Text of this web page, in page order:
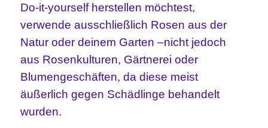
Do-it-yourself herstellen möchtest,
verwende ausschließlich Rosen aus der
Natur oder deinem Garten –nicht jedoch
aus Rosenkulturen, Gärtnerei oder
Blumengeschäften, da diese meist
äußerlich gegen Schädlinge behandelt
wurden.